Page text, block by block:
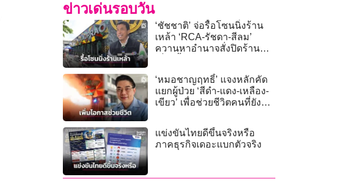
ข่าวเด่นรอบวัน
‘ชัชชาติ’ จ่อรื้อโซนนิ่งร้าน
เหล้า ‘RCA-รัชดา-สีลม’
ควานหาอำนาจสั่งปิดร้าน
‘หมอชาญฤทธิ์’ แจงหลักคัด
แยกผู้ป่วย ‘สีดำ-แดง-เหลือง-
เขียว’ เพื่อช่วยชีวิตคนที่ยังมี
แข่งขันไทยดีขึ้นจริงหรือ
ภาคธุรกิจเดอะแบกตัวจริง